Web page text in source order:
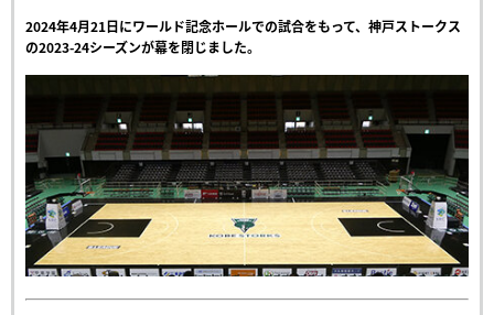
2024年4月21日にワールド記念ホールでの試合をもって、神戸ストークス
の2023-24シーズンが幕を閉じました。